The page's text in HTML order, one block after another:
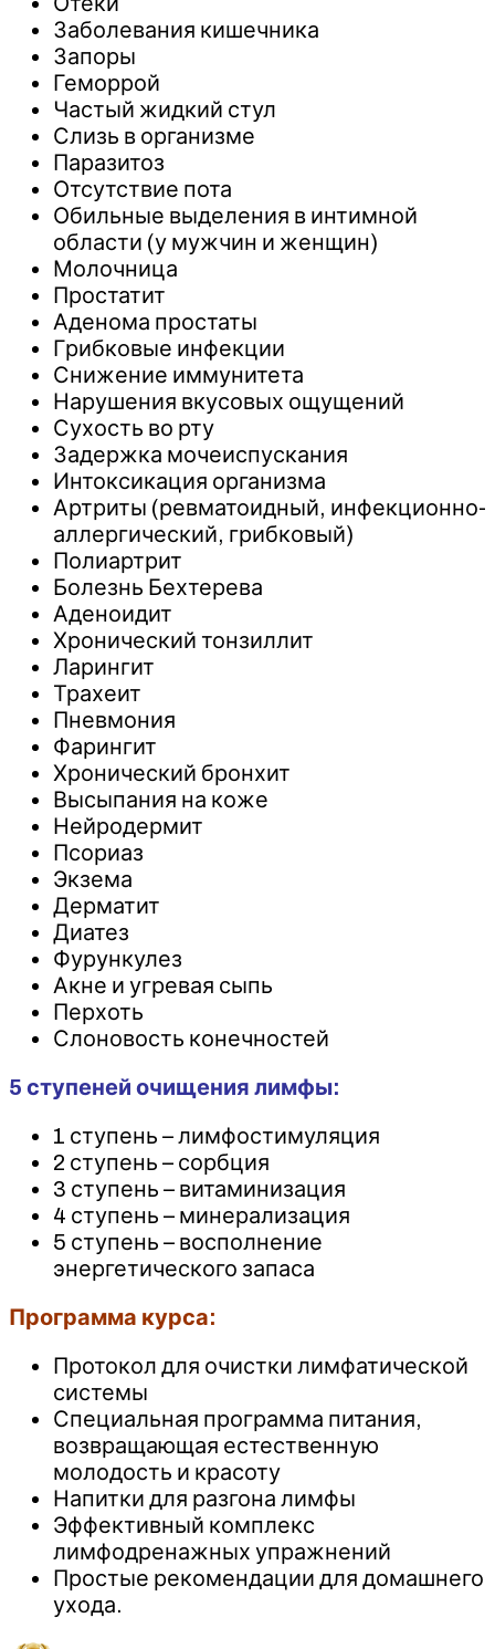
Заболевания кишечника
Запоры
Геморрой
Частый жидкий стул
Слизь в организме
Паразитоз
Отсутствие пота
Обильные выделения в интимной
области (у мужчин и женщин)
Молочница
Простатит
Аденома простаты
Грибковые инфекции
Снижение иммунитета
Нарушения вкусовых ощущений
Сухость во рту
Задержка мочеиспускания
Интоксикация организма
Артриты (ревматоидный, инфекционно-
аллергический, грибковый)
Полиартрит
Болезнь Бехтерева
Аденоидит
Хронический тонзиллит
Ларингит
Трахеит
Пневмония
Фарингит
Хронический бронхит
Высыпания на коже
Нейродермит
Псориаз
Экзема
Дерматит
Диатез
Фурункулез
Акне и угревая сыпь
Перхоть
Слоновость конечностей
5 ступеней очищения лимфы:
1 ступень – лимфостимуляция
2 ступень – сорбция
3 ступень – витаминизация
4 ступень – минерализация
5 ступень – восполнение
энергетического запаса
Программа курса:
Протокол для очистки лимфатической
системы
Специальная программа питания,
возвращающая естественную
молодость и красоту
Напитки для разгона лимфы
Эффективный комплекс
лимфодренажных упражнений
Простые рекомендации для домашнего
ухода.